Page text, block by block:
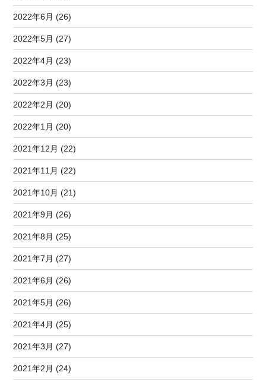
2022年6月 (26)
2022年5月 (27)
2022年4月 (23)
2022年3月 (23)
2022年2月 (20)
2022年1月 (20)
2021年12月 (22)
2021年11月 (22)
2021年10月 (21)
2021年9月 (26)
2021年8月 (25)
2021年7月 (27)
2021年6月 (26)
2021年5月 (26)
2021年4月 (25)
2021年3月 (27)
2021年2月 (24)